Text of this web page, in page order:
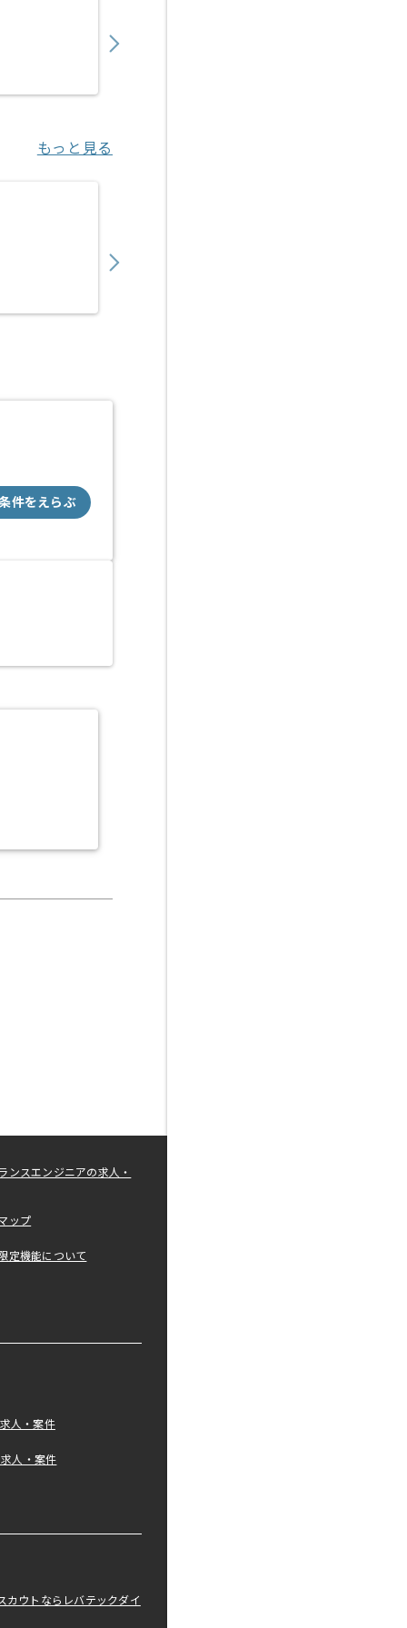
もっと見る
件をえらぶ
ンスエンジニアの求人・
ップ
定機能について
人・案件
人・案件
カウトならレバテックダイ